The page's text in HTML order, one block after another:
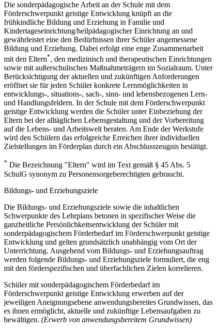
Die sonderpädagogische Arbeit an der Schule mit dem
Förderschwerpunkt geistige Entwicklung knüpft an die
frühkindliche Bildung und Erziehung in Familie und
Kindertageseinrichtung/heilpädagogischer Einrichtung an und
gewährleistet eine den Bedürfnissen ihrer Schüler angemessene
Bildung und Erziehung. Dabei erfolgt eine enge Zusammenarbeit
mit den Eltern*, den medizinisch und therapeutischen Einrichtungen
sowie mit außerschulischen Maßnahmeträgern im Sozialraum. Unter
Berücksichtigung der aktuellen und zukünftigen Anforderungen
eröffnet sie für jeden Schüler konkrete Lernmöglichkeiten in
entwicklungs-, situations-, sach-, sinn- und lebensbezogenen Lern-
und Handlungsfeldern. In der Schule mit dem Förderschwerpunkt
geistige Entwicklung werden die Schüler unter Einbeziehung der
Eltern bei der alltäglichen Lebensgestaltung und der Vorbereitung
auf die Lebens- und Arbeitswelt beraten. Am Ende der Werkstufe
wird den Schülern das erfolgreiche Erreichen ihrer individuellen
Zielstellungen im Förderplan durch ein Abschlusszeugnis bestätigt.
* Die Bezeichnung "Eltern" wird im Text gemäß § 45 Abs. 5
SchulG synonym zu Personensorgeberechtigten gebraucht.
Bildungs- und Erziehungsziele
Die Bildungs- und Erziehungsziele sowie die inhaltlichen
Schwerpunkte des Lehrplans betonen in spezifischer Weise die
ganzheitliche Persönlichkeitsentwicklung der Schüler mit
sonderpädagogischem Förderbedarf im Förderschwerpunkt geistige
Entwicklung und gelten grundsätzlich unabhängig vom Ort der
Unterrichtung. Ausgehend vom Bildungs- und Erziehungsauftrag
werden folgende Bildungs- und Erziehungsziele formuliert, die eng
mit den förderspezifischen und überfachlichen Zielen korrelieren.
Schüler mit sonderpädagogischem Förderbedarf im
Förderschwerpunkt geistige Entwicklung erwerben auf der
jeweiligen Aneignungsebene anwendungsbereites Grundwissen, das
es ihnen ermöglicht, aktuelle und zukünftige Lebensaufgaben zu
bewältigen. (Erwerb von anwendungsbereitem Grundwissen)